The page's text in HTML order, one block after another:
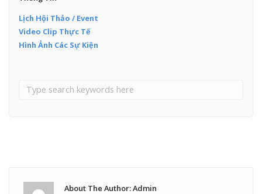
Lịch Hội Thảo / Event
Video Clip Thực Tế
Hình Ảnh Các Sự Kiện
About The Author: Admin